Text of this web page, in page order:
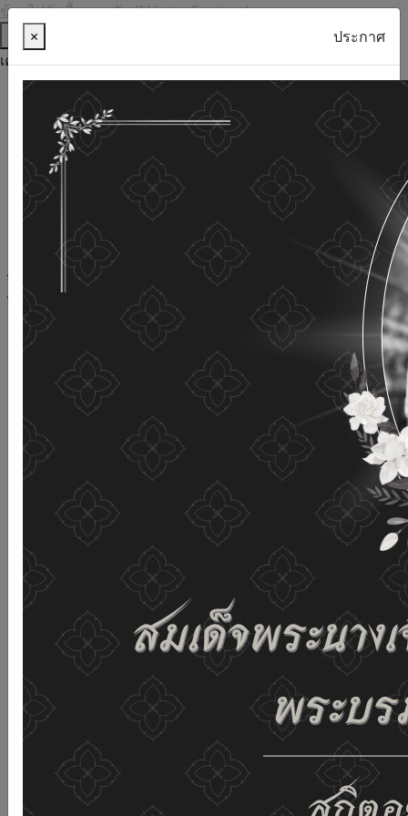
ข้ามไปยังเนื้อหาหลัก (Skip to Content)
ช่วยเหลือ
เครื่องมือการเข้าถึง
ภาษาไทย
ภาษาอังกฤษ
เพิ่มขนาดตัวอักษร
ลดขนาดตัวอักษร
ขนาดตัวอักษรปกติ
ความคมชัดสูง
ความคมชัดเชิงลบ
ความคมชัดปกติ
เปิดอ่านด้วยเสียง
ปิดอ่านด้วยเสียง
ผังเว็บไซต์
เว็บไซต์นี้ใช้คุกกี้ (Cookies)
กรมกิจการผู้สูงอายุ
ให้ความสำคัญต่อข้อมูลส่วนบุคคลของ
ท่าน เพื่อการพัฒนาและปรับปรุงเว็บไซต์ หากท่านใช้บริการ
เว็บไซต์นี้โดยไม่มีการปรับตั้งค่าใดๆ แสดงว่าท่านยินยอมที่จะ
รับคุกกี้บนเว็บไซต์ และนโยบายสิทธิส่วนบุคคลของเรา
ดูรายละเอียด ยอมรับทั้งหมด
02-659-6811 saraban@dop.mail.go.th
เปลี่ยนการแสดงผล
ก-ก
× ประกาศ